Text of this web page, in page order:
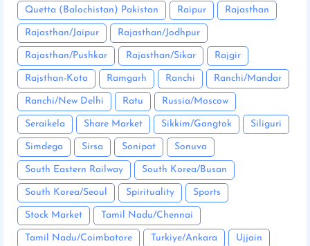
Quetta (Balochistan) Pakistan Raipur Rajasthan
Rajasthan/Jaipur Rajasthan/Jodhpur
Rajasthan/Pushkar Rajasthan/Sikar Rajgir
Rajsthan-Kota Ramgarh Ranchi Ranchi/Mandar
Ranchi/New Delhi Ratu Russia/Moscow
Seraikela Share Market Sikkim/Gangtok Siliguri
Simdega Sirsa Sonipat Sonuva
South Eastern Railway South Korea/Busan
South Korea/Seoul Spirituality Sports
Stock Market Tamil Nadu/Chennai
Tamil Nadu/Coimbatore Turkiye/Ankara Ujjain